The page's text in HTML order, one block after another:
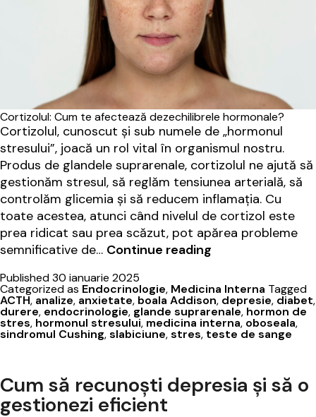
Cortizolul: Cum te afectează dezechilibrele hormonale?
Cortizolul, cunoscut și sub numele de „hormonul
stresului”, joacă un rol vital în organismul nostru.
Produs de glandele suprarenale, cortizolul ne ajută să
gestionăm stresul, să reglăm tensiunea arterială, să
controlăm glicemia și să reducem inflamația. Cu
toate acestea, atunci când nivelul de cortizol este
prea ridicat sau prea scăzut, pot apărea probleme
semnificative de… Continue reading
afectează
dezechilibrele
„hormonului
Published30 ianuarie 2025
Categorized as Endocrinologie, Medicina Interna Tagged
ACTH, analize, anxietate, boala Addison, depresie, diabet,
durere, endocrinologie, glande suprarenale, hormon de
stres, hormonul stresului, medicina interna, oboseala,
sindromul Cushing,slabiciune,stres, teste de sange
Cum să recunoști depresia și să o
gestionezi eficient